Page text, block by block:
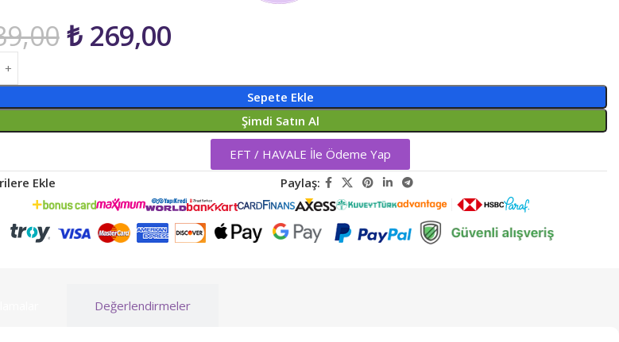
₺269,00
Sepete Ekle
Şimdi Satın Al
EFT / HAVALE İle Ödeme Yap
Ekle
Paylaş:
Değerlendirmeler